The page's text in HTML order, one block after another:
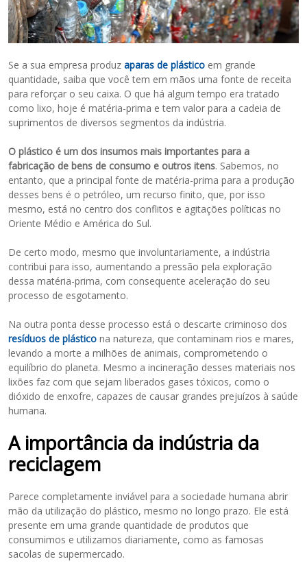
Se a sua empresa produzaparas de plástico em grande
quantidade, saiba que você tem em mãos uma fonte de receita
para reforçar o seu caixa. O que há algum tempo era tratado
como lixo, hoje é matéria-prima e tem valor para a cadeia de
suprimentos de diversos segmentos da indústria.
O plástico é um dos insumos mais importantes para a
fabricação de bens de consumo e outros itens. Sabemos, no
entanto, que a principal fonte de matéria-prima para a produção
desses bens é o petróleo, um recurso finito, que, por isso
mesmo, está no centro dos conflitos e agitações políticas no
Oriente Médio e América do Sul.
De certo modo, mesmo que involuntariamente, a indústria
contribui para isso, aumentando a pressão pela exploração
dessa matéria-prima, com consequente aceleração do seu
processo de esgotamento.
Na outra ponta desse processo está o descarte criminoso dos
resíduos de plástico na natureza, que contaminam rios e mares,
levando a morte a milhões de animais, comprometendo o
equilíbrio do planeta. Mesmo a incineração desses materiais nos
lixões faz com que sejam liberados gases tóxicos, como o
dióxido de enxofre, capazes de causar grandes prejuízos à saúde
humana.
A importância da indústria da
reciclagem
Parece completamente inviável para a sociedade humana abrir
mão da utilização do plástico, mesmo no longo prazo. Ele está
presente em uma grande quantidade de produtos que
consumimos e utilizamos diariamente, como as famosas
sacolas de supermercado.